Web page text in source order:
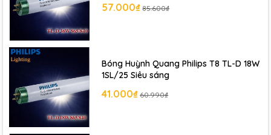
57.000₫ 85.600₫
Bóng Huỳnh Quang Philips T8 TL-D 18W
1SL/25 Siêu sáng
41.000₫ 60.990₫